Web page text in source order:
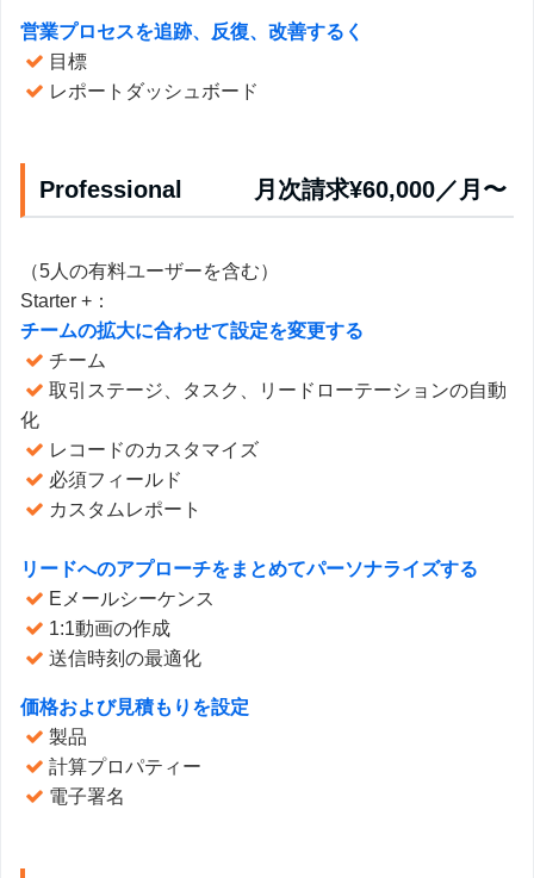
営業プロセスを追跡、反復、改善するく
目標
レポートダッシュボード
Professional 月次請求¥60,000／月〜
（5人の有料ユーザーを含む）
Starter +：
チームの拡大に合わせて設定を変更する
チーム
取引ステージ、タスク、リードローテーションの自動
化
レコードのカスタマイズ
必須フィールド
カスタムレポート
リードへのアプローチをまとめてパーソナライズする
Eメールシーケンス
1:1動画の作成
送信時刻の最適化
価格および見積もりを設定
製品
計算プロパティー
電子署名